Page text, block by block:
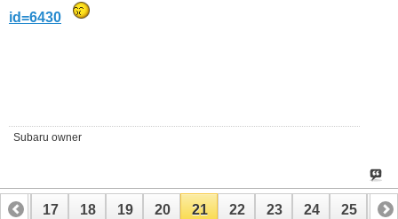
id=6430
Subaru owner
16 17 18 19 20 21 22 23 24 25 26